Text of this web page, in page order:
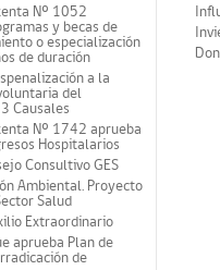
Nº 1052
y becas de
o especialización
de duración
a la
del
Causales
Nº 1742 aprueba
Hospitalarios
Consultivo GES
Ambiental. Proyecto
Salud
Extraordinario
aprueba Plan de
de